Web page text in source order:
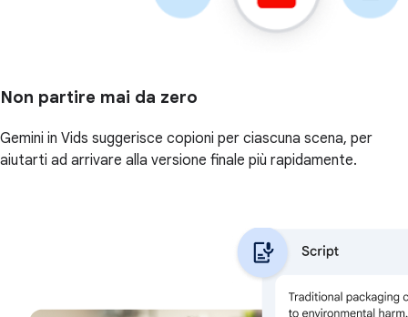
Non partire mai da zero
Gemini in Vids suggerisce copioni per ciascuna scena, per
aiutarti ad arrivare alla versione finale più rapidamente.